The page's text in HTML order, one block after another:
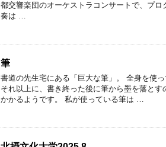
都交響楽団のオーケストラコンサートで、プ
奏は …
筆
書道の先生宅にある「巨大な筆」。 全身を使
それ以上に、書き終った後に筆から墨を落と
かかるようです。 私が使っている筆は …